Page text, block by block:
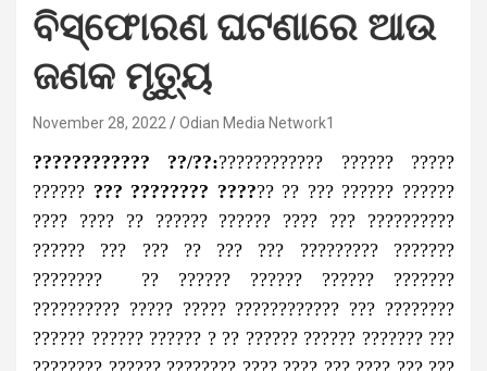
ବିସ୍ଫୋରଣ ଘଟଣାରେ ଆଉ
ଜଣକ ମୃତ୍ୟୁ
November 28, 2022 Odian Media Network1
???????????? ??/??:???????????? ?????? ?????
?????? ??? ???????? ?????? ?? ??? ?????? ??????
???? ???? ?? ?????? ?????? ???? ??? ??????????
?????? ??? ??? ?? ??? ??? ????????? ???????
???????? ?? ?????? ?????? ?????? ???????
?????????? ????? ????? ???????????? ??? ????????
?????? ?????? ?????? ? ?? ?????? ?????? ??????? ???